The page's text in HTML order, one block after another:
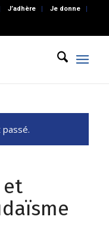
J’adhère Je donne
et